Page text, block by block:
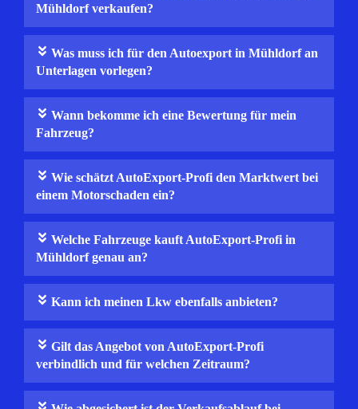
Mühldorf verkaufen?
Was muss ich für den Autoexport in Mühldorf an
Unterlagen vorlegen?
Wann bekomme ich eine Bewertung für mein
Fahrzeug?
Wie schätzt AutoExport-Profi den Marktwert bei
einem Motorschaden ein?
Welche Fahrzeuge kauft AutoExport-Profi in
Mühldorf genau an?
Kann ich meinen Lkw ebenfalls anbieten?
Gilt das Angebot von AutoExport-Profi
verbindlich und für welchen Zeitraum?